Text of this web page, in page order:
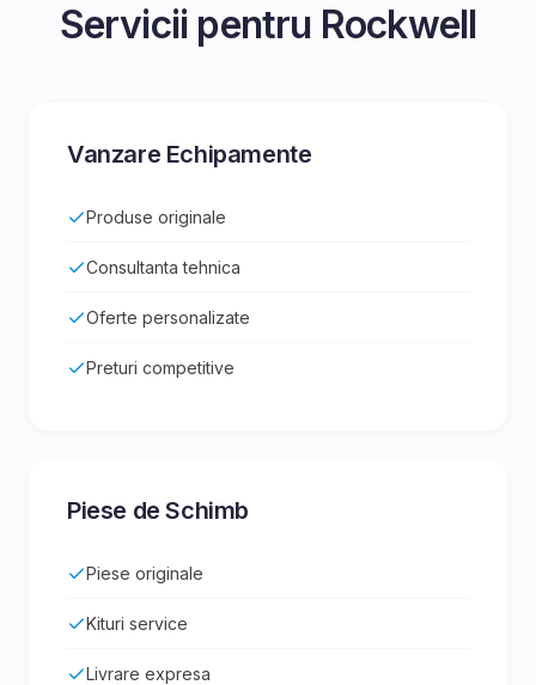
Servicii pentru Rockwell
Vanzare Echipamente
Produse originale
Consultanta tehnica
Oferte personalizate
Preturi competitive
Piese de Schimb
Piese originale
Kituri service
Livrare expresa